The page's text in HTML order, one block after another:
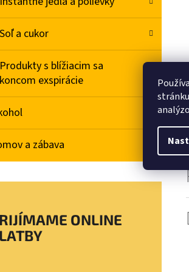
Soľ a cukor
Produkty s blížiacim sa
koncom exspirácie
a zábava
ONLINE